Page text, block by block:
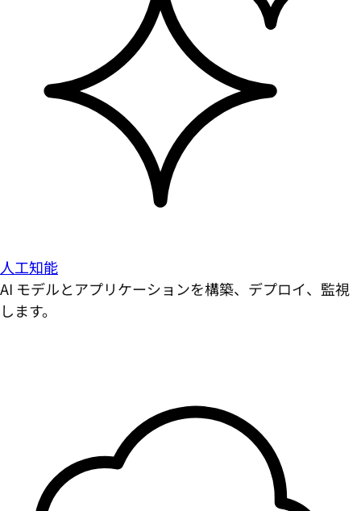
人工知能
AI モデルとアプリケーションを構築、デプロイ、監視
します。